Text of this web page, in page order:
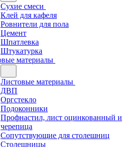
Сухие смеси
Клей для кафеля
Ровнители для пола
Цемент
Шпатлевка
Штукатурка
материалы
Листовые материалы
ДВП
Оргстекло
Подоконники
Профнастил, лист оцинкованный и
черепица
Сопутствующие для столешниц
Столешницы